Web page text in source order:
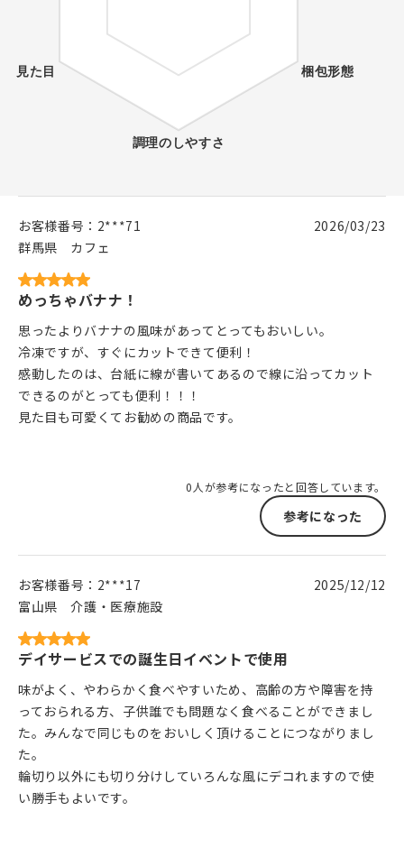
お客様番号： 2***71
群馬県
カフェ
2026/03/23
めっちゃバナナ！
思ったよりバナナの風味があってとってもおいしい。
冷凍ですが、すぐにカットできて便利！
感動したのは、台紙に線が書いてあるので線に沿ってカット
できるのがとっても便利！！！
見た目も可愛くてお勧めの商品です。
0人が参考になったと回答しています。
参考になった
お客様番号： 2***17
富山県
介護・医療施設
2025/12/12
デイサービスでの誕生日イベントで使用
味がよく、やわらかく食べやすいため、高齢の方や障害を持
っておられる方、子供誰でも問題なく食べることができまし
た。みんなで同じものをおいしく頂けることにつながりまし
た。
輪切り以外にも切り分けしていろんな風にデコれますので使
い勝手もよいです。